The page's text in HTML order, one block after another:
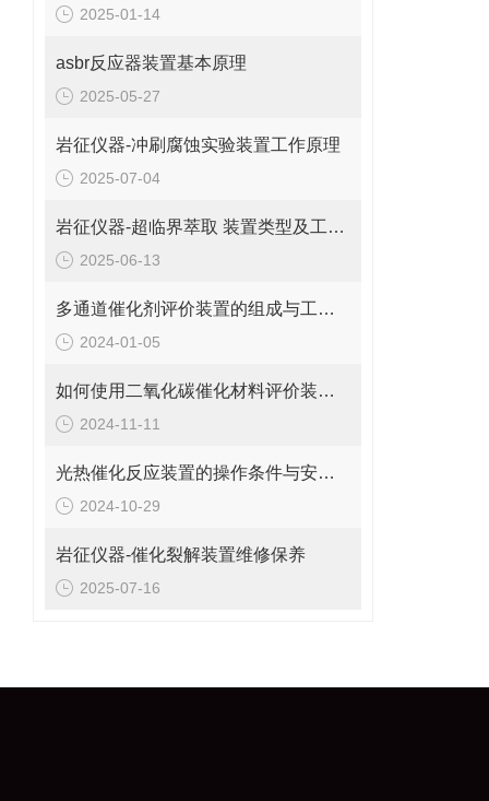
2025-01-14
asbr反应器装置基本原理
2025-05-27
岩征仪器-冲刷腐蚀实验装置工作原理
2025-07-04
岩征仪器-超临界萃取 装置类型及工作过程
2025-06-13
多通道催化剂评价装置的组成与工作流程
2024-01-05
如何使用二氧化碳催化材料评价装置进行催化性能测试？
2024-11-11
光热催化反应装置的操作条件与安全管理方法
2024-10-29
岩征仪器-催化裂解装置维修保养
2025-07-16